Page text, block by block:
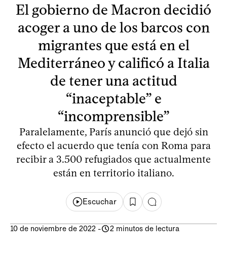
El gobierno de Macron decidió
acoger a uno de los barcos con
migrantes que está en el
Mediterráneo y calificó a Italia
de tener una actitud
“inaceptable” e
“incomprensible”
Paralelamente, París anunció que dejó sin
efecto el acuerdo que tenía con Roma para
recibir a 3.500 refugiados que actualmente
están en territorio italiano.
Escuchar
10 de noviembre de 2022 - 2 minutos de lectura